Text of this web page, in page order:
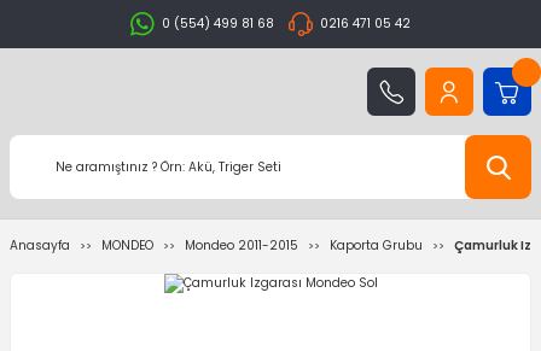
0 (554) 499 81 68 0216 471 05 42
Anasayfa MONDEO Mondeo 2011-2015 Kaporta Grubu Çamurluk